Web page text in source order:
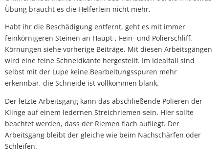
Übung braucht es die Helferlein nicht mehr.
Habt ihr die Beschädigung entfernt, geht es mit immer
feinkörnigeren Steinen an Haupt-, Fein- und Polierschliff.
Körnungen siehe vorherige Beiträge. Mit diesen Arbeitsgängen
wird eine feine Schneidkante hergestellt. Im Idealfall sind
selbst mit der Lupe keine Bearbeitungsspuren mehr
erkennbar, die Schneide ist vollkommen blank.
Der letzte Arbeitsgang kann das abschließende Polieren der
Klinge auf einem ledernen Streichriemen sein. Hier sollte
beachtet werden, dass der Riemen flach aufliegt. Der
Arbeitsgang bleibt der gleiche wie beim Nachschärfen oder
Schleifen.